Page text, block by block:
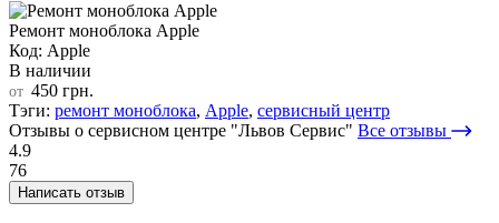
Ремонт моноблока Apple
Код: Apple
В наличии
от 450 грн.
Тэги: ремонт моноблока, Apple, сервисный центр
Отзывы о сервисном центре "Львов Сервис" Все отзывы
4.9
76
Написать отзыв